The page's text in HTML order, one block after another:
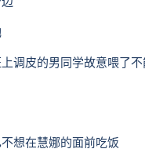
调皮的男同学故意喂了
想在慧娜的面前吃饭